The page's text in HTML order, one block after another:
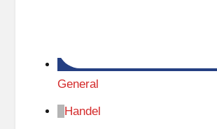
General
Handel